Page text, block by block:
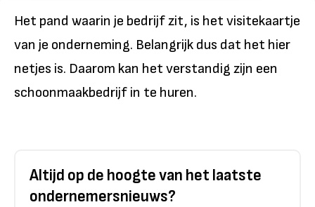
Het pand waarin je bedrijf zit, is het visitekaartje
van je onderneming. Belangrijk dus dat het hier
netjes is. Daarom kan het verstandig zijn een
schoonmaakbedrijf in te huren.
Altijd op de hoogte van het laatste
ondernemersnieuws?